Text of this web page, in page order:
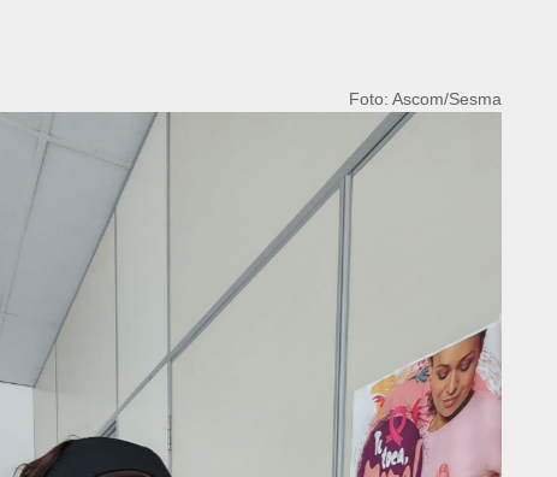
Foto: Ascom/Sesma